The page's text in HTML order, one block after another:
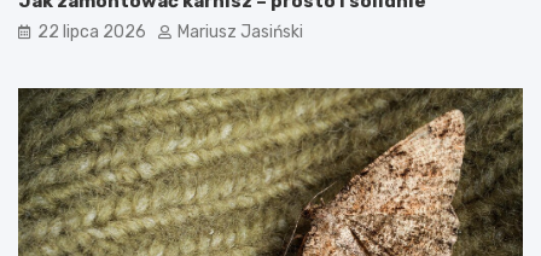
22 lipca 2026 Mariusz Jasiński